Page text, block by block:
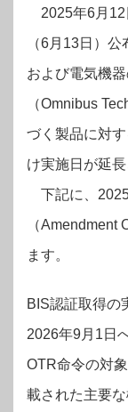
2025年6月12
（6月13日）
および電気機
（Omnibus
づく製品に対
け実施日が延
下記に、
（Amendment
ます。
BIS認証取得の
2026年9月1日
OTR命令の対
載された主要